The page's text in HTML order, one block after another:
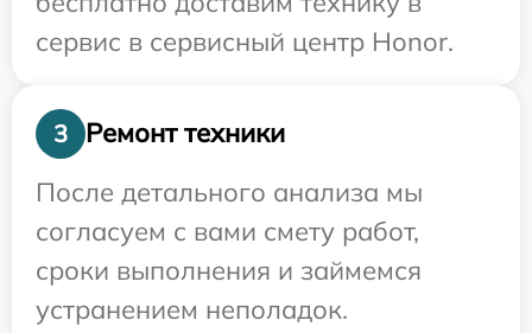
сервис в сервисный центр Honor.
3
Ремонт техники
После детального анализа мы
согласуем с вами смету работ,
сроки выполнения и займемся
устранением неполадок.